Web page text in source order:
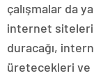
çalışmalar da
internet
duracağı,
üretecekleri ve